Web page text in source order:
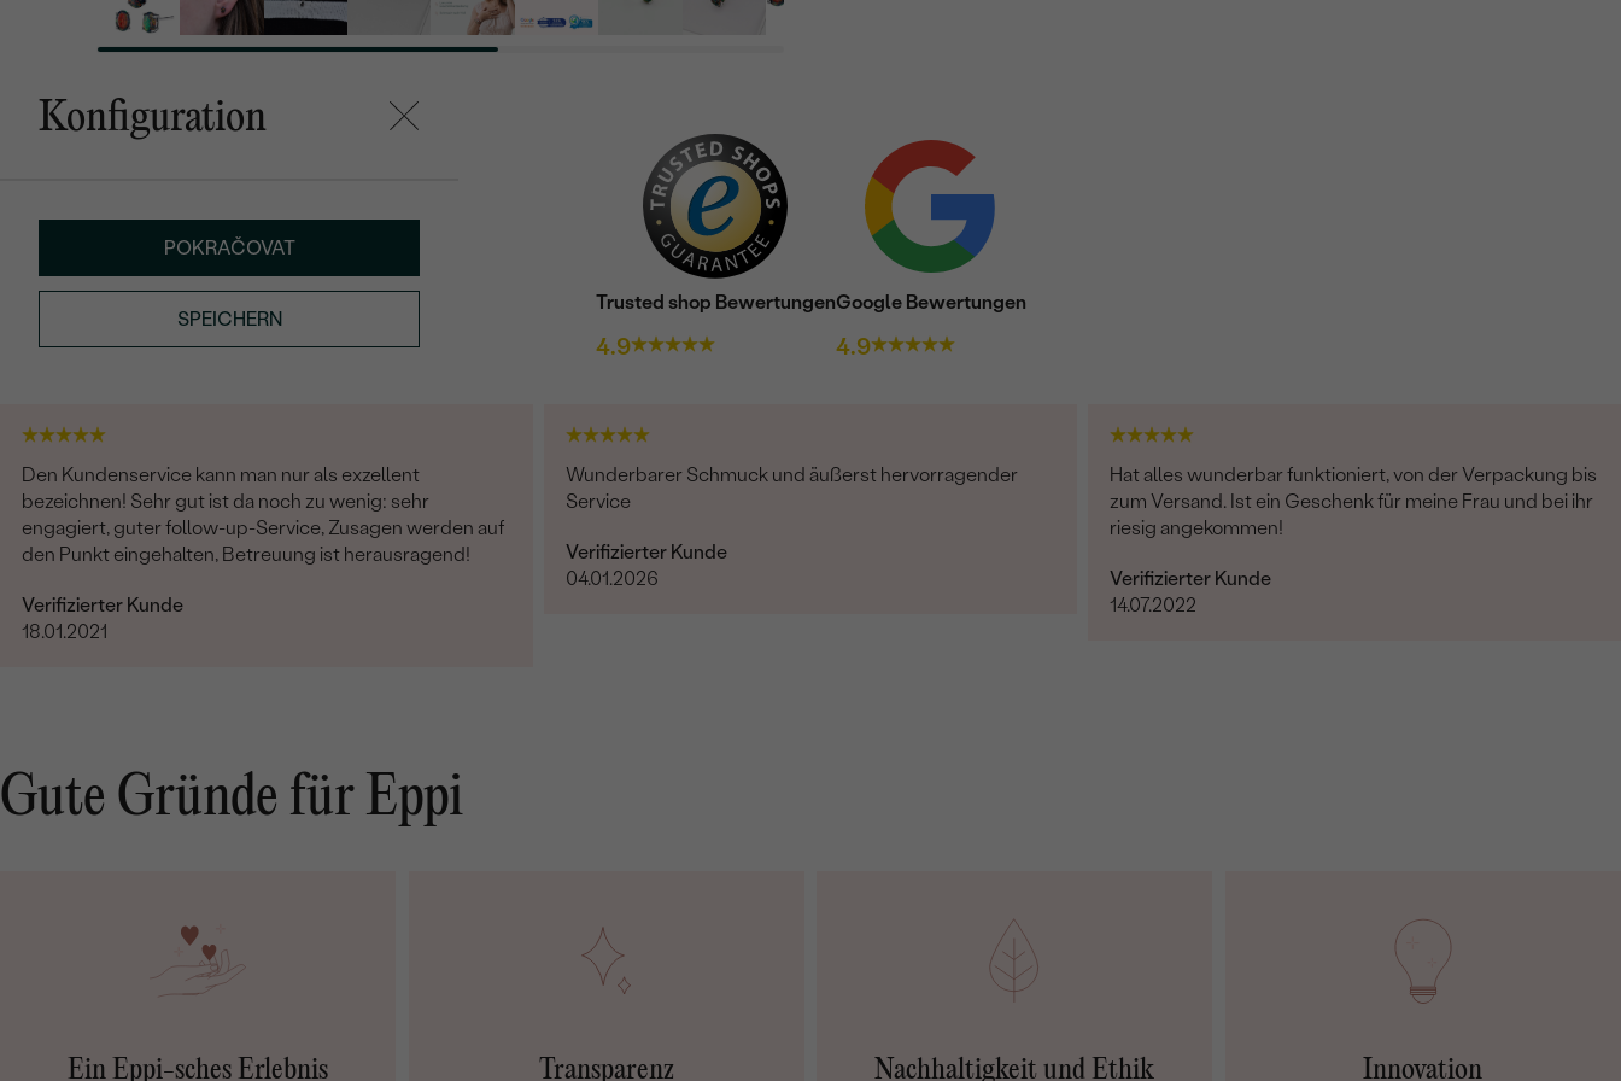
Konfiguration
POKRAČOVAT
SPEICHERN
Trusted shop Bewertungen
4.9
Google Bewertungen
4.9
Den Kundenservice kann man nur als exzellent
bezeichnen! Sehr gut ist da noch zu wenig: sehr
engagiert, guter follow-up-Service, Zusagen werden auf
den Punkt eingehalten, Betreuung ist herausragend!
Verifizierter Kunde
18.01.2021
Wunderbarer Schmuck und äußerst hervorragender
Service
Verifizierter Kunde
04.01.2026
Hat alles wunderbar funktioniert, von der Verpackung bis
zum Versand. Ist ein Geschenk für meine Frau und bei ihr
riesig angekommen!
Verifizierter Kunde
14.07.2022
Gute Gründe für Eppi
Ein Eppi-sches Erlebnis Transparenz Nachhaltigkeit und Ethik Innovation